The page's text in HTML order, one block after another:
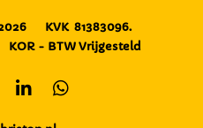
KVK 81383096.
KOR - BTW Vrijgesteld
L
W